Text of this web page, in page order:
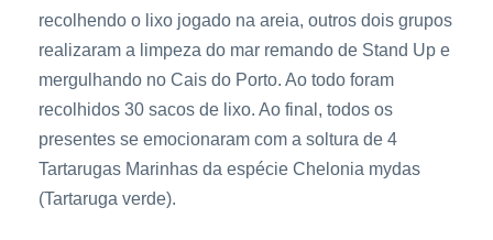
recolhendo o lixo jogado na areia, outros dois grupos
realizaram a limpeza do mar remando de Stand Up e
mergulhando no Cais do Porto. Ao todo foram
recolhidos 30 sacos de lixo. Ao final, todos os
presentes se emocionaram com a soltura de 4
Tartarugas Marinhas da espécie Chelonia mydas
(Tartaruga verde).